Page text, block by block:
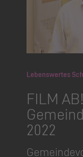
Lebenswertes
FILM
2022